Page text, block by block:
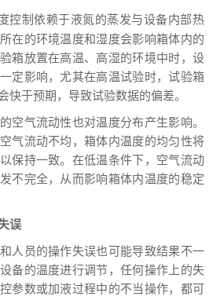
控制依赖于液氮的蒸发与设备内部热
在的环境温度和湿度会影响箱体内的
箱放置在高温、高湿的环境中时，设
定影响，尤其在高温试验时，试验箱
快于预期，导致试验数据的偏差。
气流动性也对温度分布产生影响。
气流动不均，箱体内温度的均匀性将
保持一致。在低温条件下，空气流动
不完全，从而影响箱体内温度的稳定
误
员的操作失误也可能导致结果不一
备的温度进行调节，任何操作上的失
参数或加液过程中的不当操作，都可